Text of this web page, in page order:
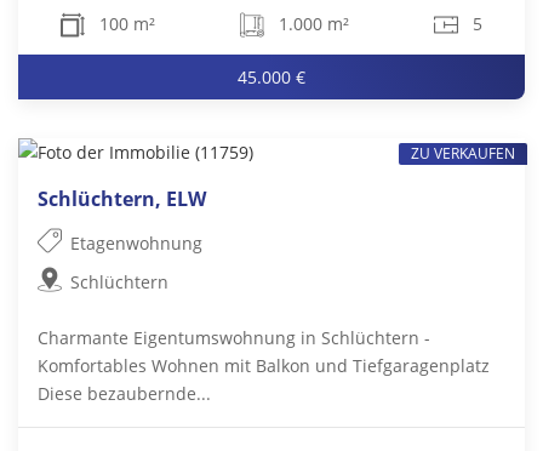
100 m² 1.000 m² 5
45.000 €
Schlüchtern, ELW
Etagenwohnung
Schlüchtern
Charmante Eigentumswohnung in Schlüchtern -
Komfortables Wohnen mit Balkon und Tiefgaragenplatz
Diese bezaubernde...
ZU VERKAUFEN